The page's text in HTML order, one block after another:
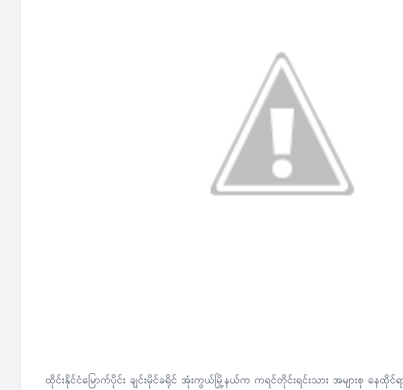
ထိုင်းနိုင်ငံမြောက်ပိုင်း ချင်းမိုင်ခရိုင် အုံးကွယ်မြို့နယ်က ကရင်တိုင်းရင်းသား အများစု နေထိုင်